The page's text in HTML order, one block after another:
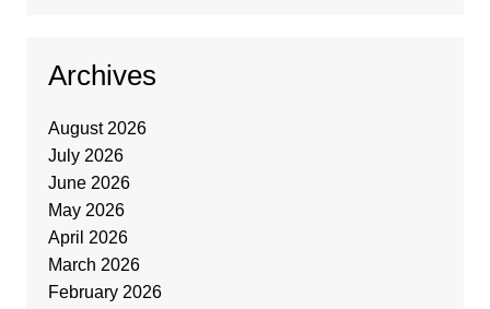
Archives
August 2026
July 2026
June 2026
May 2026
April 2026
March 2026
February 2026